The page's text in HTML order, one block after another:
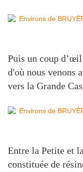
Puis un coup
d'où nous venons
vers la Grande
Entre la Petite et
constituée de